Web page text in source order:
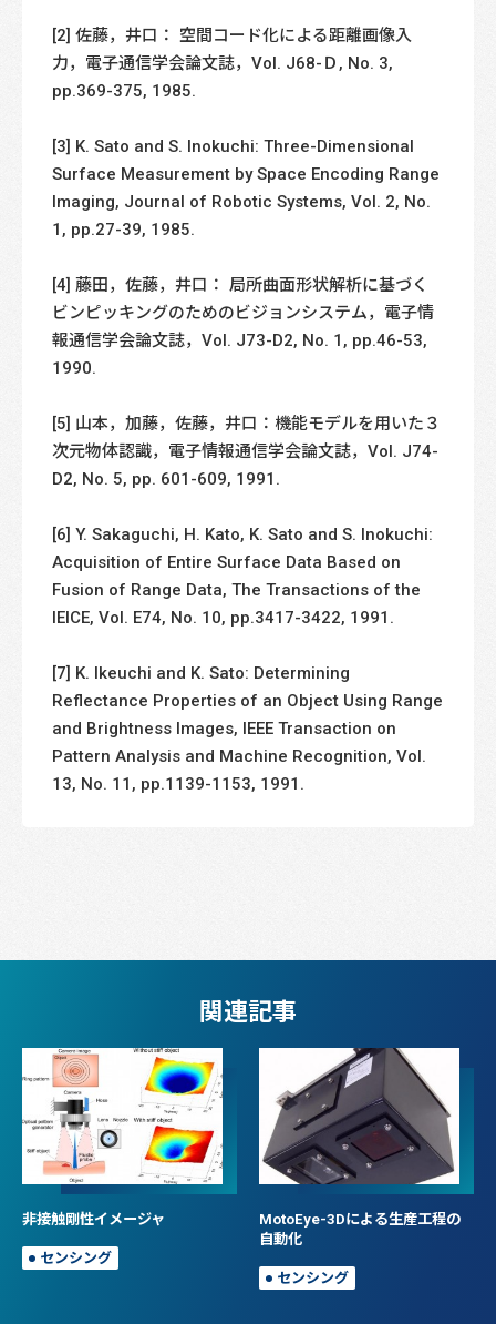
[2] 佐藤，井口： 空間コード化による距離画像入
力，電子通信学会論文誌，Vol. J68-Ｄ, No. 3,
pp.369-375, 1985.
[3] K. Sato and S. Inokuchi: Three-Dimensional
Surface Measurement by Space Encoding Range
Imaging, Journal of Robotic Systems, Vol. 2, No.
1, pp.27-39, 1985.
[4] 藤田，佐藤，井口： 局所曲面形状解析に基づく
ビンピッキングのためのビジョンシステム，電子情
報通信学会論文誌，Vol. J73-D2, No. 1, pp.46-53,
1990.
[5] 山本，加藤，佐藤，井口：機能モデルを用いた３
次元物体認識，電子情報通信学会論文誌，Vol. J74-
D2, No. 5, pp. 601-609, 1991.
[6] Y. Sakaguchi, H. Kato, K. Sato and S. Inokuchi:
Acquisition of Entire Surface Data Based on
Fusion of Range Data, The Transactions of the
IEICE, Vol. E74, No. 10, pp.3417-3422, 1991.
[7] K. Ikeuchi and K. Sato: Determining
Reflectance Properties of an Object Using Range
and Brightness Images, IEEE Transaction on
Pattern Analysis and Machine Recognition, Vol.
13, No. 11, pp.1139-1153, 1991.
関連記事
非接触剛性イメージャ
センシング
MotoEye-3Dによる生産工程の
自動化
センシング